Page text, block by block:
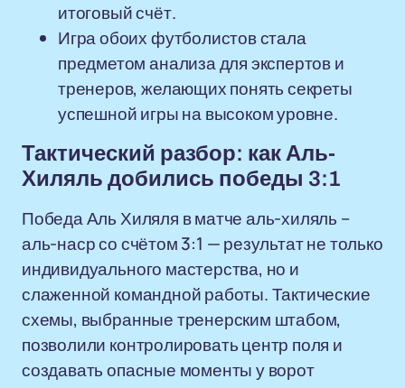
итоговый счёт.
Игра обоих футболистов стала
предметом анализа для экспертов и
тренеров, желающих понять секреты
успешной игры на высоком уровне.
Тактический разбор: как Аль-
Хиляль добились победы 3:1
Победа Аль Хиляля в матче аль-хиляль –
аль-наср со счётом 3:1 — результат не только
индивидуального мастерства, но и
слаженной командной работы. Тактические
схемы, выбранные тренерским штабом,
позволили контролировать центр поля и
создавать опасные моменты у ворот